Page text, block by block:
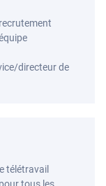
directeur de
télétravail